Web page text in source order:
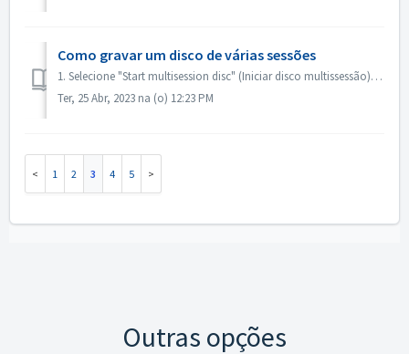
Como gravar um disco de várias sessões
1. Selecione "Start multisession disc" (Iniciar disco multissessão) para a primeira gravação. 2. Insira o disco gravado novamente. Selecione...
Ter, 25 Abr, 2023 na (o) 12:23 PM
1 2 3 4 5
Outras opções